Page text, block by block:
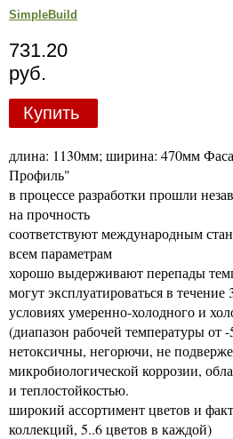
SimpleBuild
731.20
руб.
Купить
длина: 1130мм; ширина: 470мм
Профиль"
в процессе разработки прошли
на прочность
соответствуют международным
всем параметрам
хорошо выдерживают перепады
могут эксплуатироваться в течение
условиях умеренно-холодного и
(диапазон рабочей температуры от
нетоксичны, негорючи, не
микробиологической коррозии,
и теплостойкостью.
широкий ассортимент цветов и
коллекций, 5..6 цветов в каждой)